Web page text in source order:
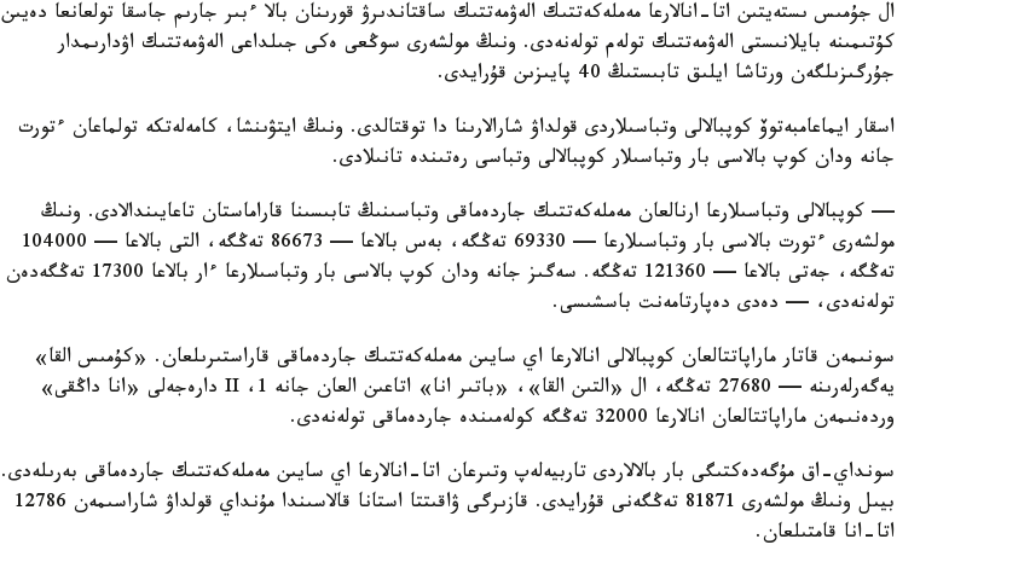
ال جۇمىس ىستەيتىن اتا-انالارعا مەملەكەتتىك الەۋمەتتىك ساقتاندىرۋ قورىنان بالا ءبىر جارىم جاسقا تولعانعا دەيىن
كۇتىمىنە بايلانىستى الەۋمەتتىك تولەم تولەنەدى. ونىڭ مولشەرى سوڭعى ەكى جىلداعى الەۋمەتتىك اۋدارىمدار
جۇرگىزىلگەن ورتاشا ايلىق تابىستىڭ 40 پايىزىن قۇرايدى.
اسقار ايماعامبەتوۆ كوپبالالى وتباسىلاردى قولداۋ شارالارىنا دا توقتالدى. ونىڭ ايتۋىنشا، كامەلەتكە تولماعان ءتورت
جانە ودان كوپ بالاسى بار وتباسىلار كوپبالالى وتباسى رەتىندە تانىلادى.
— كوپبالالى وتباسىلارعا ارنالعان مەملەكەتتىك جاردەماقى وتباسىنىڭ تابىسىنا قاراماستان تاعايىندالادى. ونىڭ
مولشەرى ءتورت بالاسى بار وتباسىلارعا — 69330 تەڭگە، بەس بالاعا — 86673 تەڭگە، التى بالاعا — 104000
تەڭگە، جەتى بالاعا — 121360 تەڭگە. سەگىز جانە ودان كوپ بالاسى بار وتباسىلارعا ءار بالاعا 17300 تەڭگەدەن
تولەنەدى، — دەدى دەپارتامەنت باسشىسى.
سونىمەن قاتار ماراپاتتالعان كوپبالالى انالارعا اي سايىن مەملەكەتتىك جاردەماقى قاراستىرىلعان. «كۇمىس القا»
يەگەرلەرىنە — 27680 تەڭگە، ال «التىن القا»، «باتىر انا» اتاعىن العان جانە 1، II دارەجەلى «انا داڭقى»
وردەنىمەن ماراپاتتالعان انالارعا 32000 تەڭگە كولەمىندە جاردەماقى تولەنەدى.
سونداي-اق مۇگەدەكتىگى بار بالالاردى تاربيەلەپ وتىرعان اتا-انالارعا اي سايىن مەملەكەتتىك جاردەماقى بەرىلەدى.
بيىل ونىڭ مولشەرى 81871 تەڭگەنى قۇرايدى. قازىرگى ۋاقىتتا استانا قالاسىندا مۇنداي قولداۋ شاراسىمەن 12786
اتا-انا قامتىلعان.